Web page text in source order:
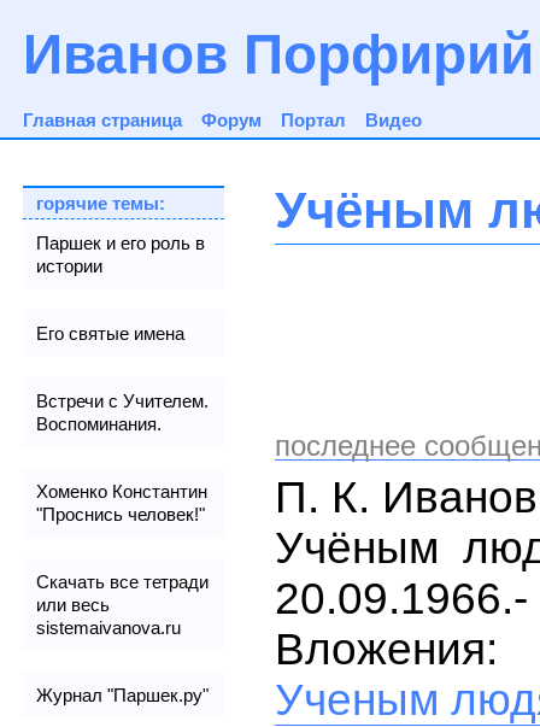
Иванов
Главная страница Форум Портал Видео
горячие темы:
Паршек и его роль в
истории
Его святые имена
Встречи с Учителем.
Воспоминания.
Хоменко Константин
"Проснись человек!"
Скачать все тетради
или весь
sistemaivanova.ru
Журнал "Паршек.ру"
Учёным
последнее
П. К. Иванов
Учёным
Вложения:
Ученым